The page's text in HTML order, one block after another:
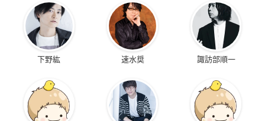
下野紘 速水奨 諏訪部順一